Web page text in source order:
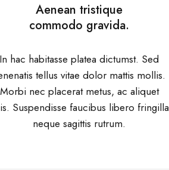
Aenean tristique
commodo gravida.
In hac habitasse platea dictumst. Sed
tellus vitae dolor mattis mollis.
Morbi nec placerat metus, ac aliquet
Suspendisse faucibus libero fringilla
neque sagittis rutrum.